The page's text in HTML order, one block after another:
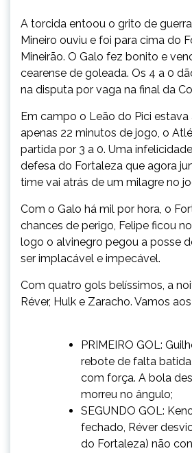
A torcida entoou o grito de
Mineiro ouviu e foi para cima do
Mineirão. O Galo fez bonito e
cearense de goleada. Os 4 a 0
na disputa por vaga na final da
Em campo o Leão do Pici
apenas 22 minutos de jogo, o
partida por 3 a 0. Uma
defesa do Fortaleza que agora
time vai atrás de um milagre no
Com o Galo há mil por hora, o
chances de perigo, Felipe ficou
logo o alvinegro pegou a posse
ser implacável e impecável.
Com quatro gols belíssimos, a
Réver, Hulk e Zaracho. Vamos
PRIMEIRO GOL:
rebote de falta
com força. A bola
morreu no ângulo;
SEGUNDO GOL:
fechado, Réver
do Fortaleza) não